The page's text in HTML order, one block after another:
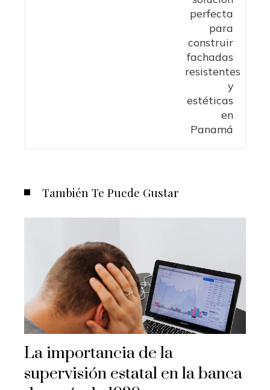
También Te Puede Gustar
La importancia de la
supervisión estatal en la banca